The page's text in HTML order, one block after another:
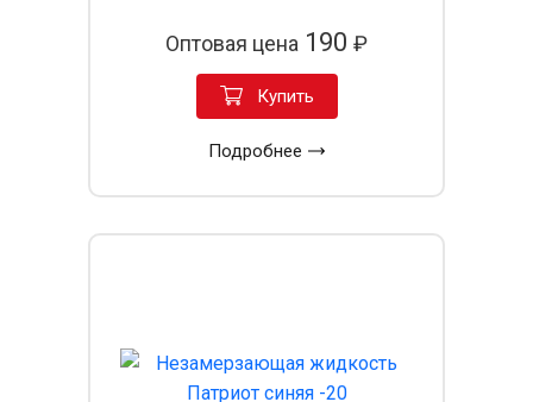
Оптовая цена 190 ₽
Купить
Подробнее